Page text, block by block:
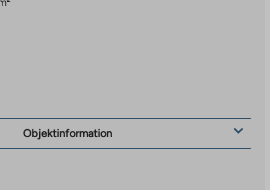
Objektinformation